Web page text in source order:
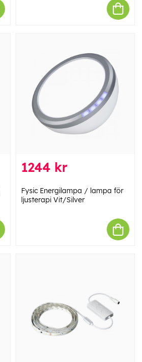
1244 kr
Fysic Energilampa / lampa för
ljusterapi Vit/Silver